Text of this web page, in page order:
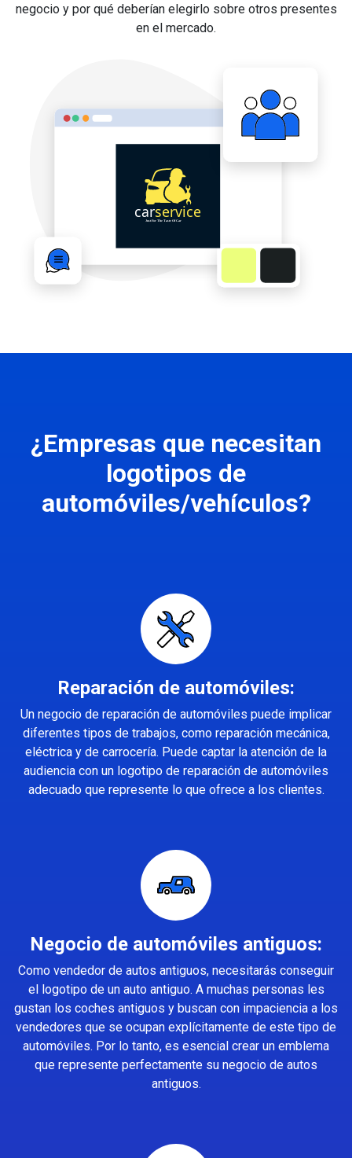
negocio y por qué deberían elegirlo sobre otros presentes
en el mercado.
¿Empresas que necesitan
logotipos de
automóviles/vehículos?
Reparación de automóviles:
Un negocio de reparación de automóviles puede implicar
diferentes tipos de trabajos, como reparación mecánica,
eléctrica y de carrocería. Puede captar la atención de la
audiencia con un logotipo de reparación de automóviles
adecuado que represente lo que ofrece a los clientes.
Negocio de automóviles antiguos:
Como vendedor de autos antiguos, necesitarás conseguir
el logotipo de un auto antiguo. A muchas personas les
gustan los coches antiguos y buscan con impaciencia a los
vendedores que se ocupan explícitamente de este tipo de
automóviles. Por lo tanto, es esencial crear un emblema
que represente perfectamente su negocio de autos
antiguos.